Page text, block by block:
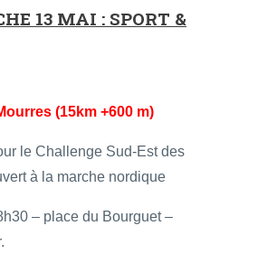
13 MAI : SPORT &
(15km +600 m)
le Challenge Sud-Est des
à la marche nordique
– place du Bourguet –